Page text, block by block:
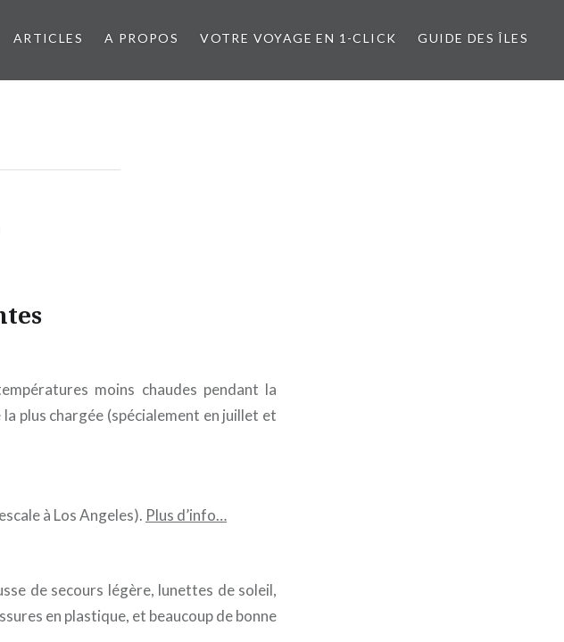
ARTICLES A PROPOS VOTRE VOYAGE EN 1-CLICK GUIDE DES ÎLES
moins chaudes pendant la
plus chargée (spécialement en juillet et
à Los Angeles). Plus d’info…
de secours légère, lunettes de soleil,
en plastique, et beaucoup de bonne